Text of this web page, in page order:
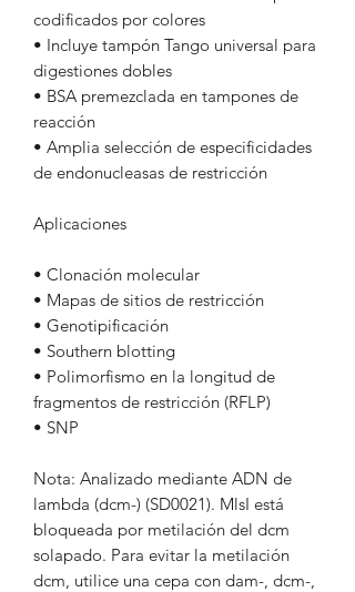
codificados por colores
• Incluye tampón Tango universal para
digestiones dobles
• BSA premezclada en tampones de
reacción
• Amplia selección de especificidades
de endonucleasas de restricción
Aplicaciones
• Clonación molecular
• Mapas de sitios de restricción
• Genotipificación
• Southern blotting
• Polimorfismo en la longitud de
fragmentos de restricción (RFLP)
• SNP
Nota: Analizado mediante ADN de
lambda (dcm-) (SD0021). MlsI está
bloqueada por metilación del dcm
solapado. Para evitar la metilación
dcm, utilice una cepa con dam-, dcm-,